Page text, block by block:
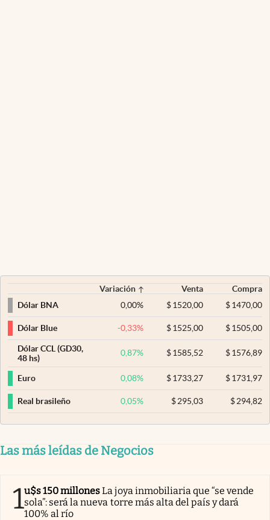
Variación Venta
Compra
Dólar BNA
0,00% $ 1520,00 $1470,00
Dólar Blue -0,33% $ 1525,00 $1505,00
Dólar CCL (GD30,
48 hs)
0,87% $ 1585,52 $1576,89
Euro 0,08% $ 1733,27 $1731,97
Real brasileño 0,05% $ 295,03 $294,82
Las más leídas de Negocios
1u$s 150 millonesLa joya inmobiliaria que “se vende
sola”: será la nueva torre más alta del país y dará
100% al río